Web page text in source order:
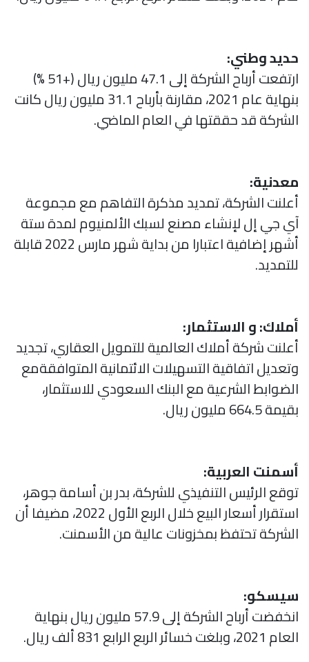
حديد وطني:
ارتفعت أرباح الشركة إلى 47.1 مليون ريال (+51 %)
بنهاية عام 2021، مقارنة بأرباح 31.1 مليون ريال كانت
الشركة قد حققتها في العام الماضي.
معدنية:
أعلنت الشركة، تمديد مذكرة التفاهم مع مجموعة
آي جي إل لإنشاء مصنع لسبك الألمنيوم لمدة ستة
أشهر إضافية اعتبارا من بداية شهر مارس 2022 قابلة
للتمديد.
أملاك: و الاستثمار:
أعلنت شركة أملاك العالمية للتمويل العقاري، تجديد
وتعديل اتفاقية التسهيلات الائتمانية المتوافقةمع
الضوابط الشرعية مع البنك السعودي للاستثمار،
بقيمة 664.5 مليون ريال.
أسمنت العربية:
توقع الرئيس التنفيذي للشركة، بدر بن أسامة جوهر،
استقرار أسعار البيع خلال الربع الأول 2022، مضيفا أن
الشركة تحتفظ بمخزونات عالية من الأسمنت.
سيسكو:
انخفضت أرباح الشركة إلى 57.9 مليون ريال بنهاية
العام 2021، وبلغت خسائر الربع الرابع 831 ألف ريال.